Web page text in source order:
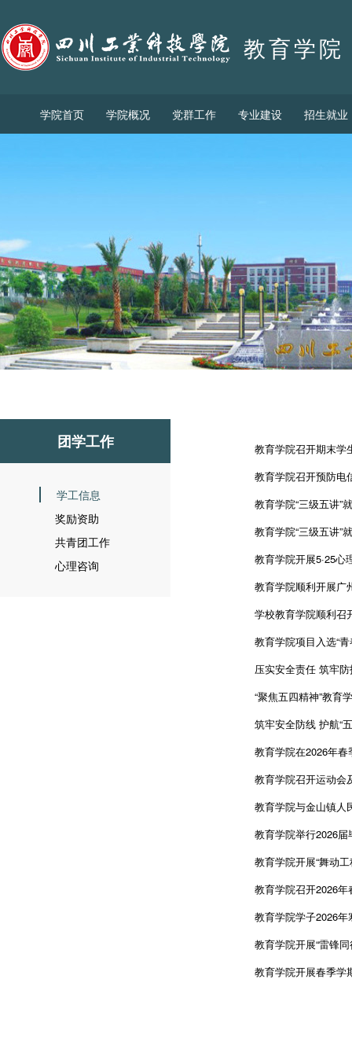
教育学院
学院首页 学院概况 党群工作 专业建设 招生就业
团学工作
学工信息
奖励资助
共青团工作
心理咨询
教育学院召开期末学
教育学院召开预防电
教育学院“三级五讲
教育学院“三级五讲
教育学院开展5·25心
教育学院顺利开展广
学校教育学院顺利召
教育学院项目入选“
压实安全责任 筑牢
“聚焦五四精神”教育
筑牢安全防线 护航“
教育学院在2026年
教育学院召开运动会
教育学院与金山镇人
教育学院举行2026
教育学院开展“舞动
教育学院召开2026
教育学院学子2026年
教育学院开展“雷锋
教育学院开展春季学